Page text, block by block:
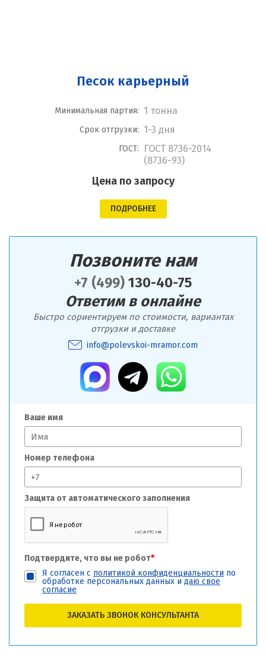
Песок карьерный
Минимальная партия: 1 тонна
Срок отгрузки: 1-3 дня
ГОСТ:
ГОСТ 8736-2014
(8736-93)
Цена по запросу
ПОДРОБНЕЕ
Позвоните нам
+7 (499) 130-40-75
Ответим в онлайне
Быстро сориентируем по стоимости, вариантах
отгрузки и доставке
info@polevskoi-mramor.com
Ваше имя
Номер телефона
Защита от автоматического заполнения
Подтвердите, что вы не робот*
Я согласен с политикой конфиденциальности по
обработке персональных данных и даю свое
согласие
ЗАКАЗАТЬ ЗВОНОК КОНСУЛЬТАНТА